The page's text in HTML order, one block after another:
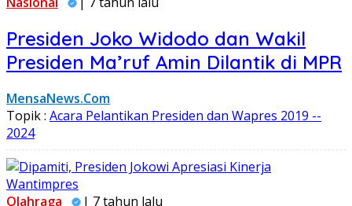
Presiden Joko Widodo dan Wakil
Presiden Ma’ruf Amin Dilantik di MPR
MensaNews.Com
Topik : Acara Pelantikan Presiden dan Wapres 2019 --
2024
Olahraga | 7 tahun lalu